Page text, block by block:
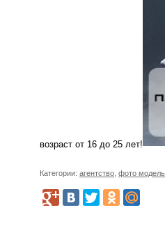
возраст от 16 до 25 лет!
Категории: агентство фото